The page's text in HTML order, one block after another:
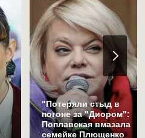
"Потеряли стыд в
погоне за "Диором":
Поплавская вмазала
семейке Плющенко